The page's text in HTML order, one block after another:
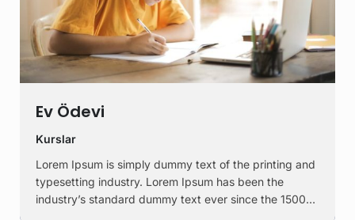
Ev Ödevi
Kurslar
Lorem Ipsum is simply dummy text of the printing and
typesetting industry. Lorem Ipsum has been the
industry’s standard dummy text ever since the 1500s,